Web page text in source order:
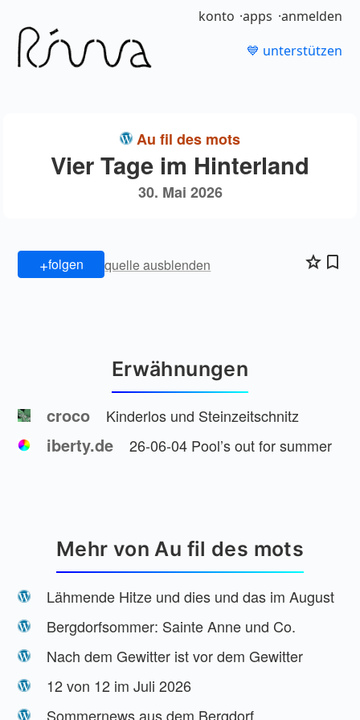
konto apps anmelden
💙 unterstützen
Au fil des mots
Vier Tage im Hinterland
30. Mai 2026
+folgen quelle ausblenden
Erwähnungen
croco Kinderlos und Steinzeitschnitz
iberty.de 26-06-04 Pool’s out for summer
Mehr von Au fil des mots
Lähmende Hitze und dies und das im August
Bergdorfsommer: Sainte Anne und Co.
Nach dem Gewitter ist vor dem Gewitter
12 von 12 im Juli 2026
Sommernews aus dem Bergdorf